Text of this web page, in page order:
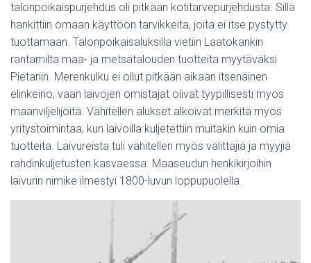
talonpoikaispurjehdus oli pitkään kotitarvepurjehdusta. Sillä
hankittiin omaan käyttöön tarvikkeita, joita ei itse pystytty
tuottamaan. Talonpoikaisaluksilla vietiin Laatokankin
rantamilta maa- ja metsätalouden tuotteita myytäväksi
Pietariin. Merenkulku ei ollut pitkään aikaan itsenäinen
elinkeino, vaan laivojen omistajat olivat tyypillisesti myös
maanviljelijöitä. Vähitellen alukset alkoivat merkitä myös
yritystoimintaa, kun laivoilla kuljetettiin muitakin kuin omia
tuotteita. Laivureista tuli vähitellen myös välittäjiä ja myyjiä
rahdinkuljetusten kasvaessa. Maaseudun henkikirjoihin
laivurin nimike ilmestyi 1800-luvun loppupuolella.